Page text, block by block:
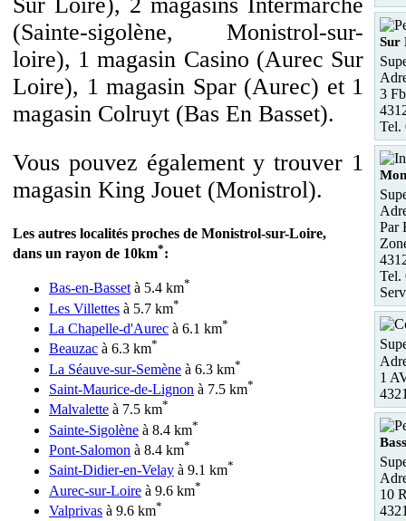
(Sainte-sigolène, Monistrol-sur-
loire), 1 magasin Casino (Aurec Sur
Loire), 1 magasin Spar (Aurec) et 1
magasin Colruyt (Bas En Basset).
Vous pouvez également y trouver 1
magasin King Jouet (Monistrol).
Les autres localités proches de Monistrol-sur-Loire,
dans un rayon de 10km*:
Bas-en-Bassetà 5.4 km*
Les Villettes à 5.7 km*
La Chapelle-d'Aurec à 6.1 km*
Beauzac à 6.3 km*
La Séauve-sur-Semène à 6.3 km*
Saint-Maurice-de-Lignon à 7.5 km*
Malvalette à 7.5 km*
Sainte-Sigolène à 8.4 km*
Pont-Salomon à 8.4 km*
Saint-Didier-en-Velay à 9.1 km*
Aurec-sur-Loire à 9.6 km*
Valprivas à 9.6 km*
Sur
3
Tel.
Par
Tel.
1
10